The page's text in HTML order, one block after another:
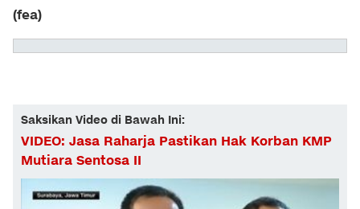
(fea)
Saksikan Video di Bawah Ini:
VIDEO: Jasa Raharja Pastikan Hak Korban KMP
Mutiara Sentosa II